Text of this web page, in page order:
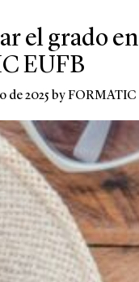
el grado en
EUFB
de 2025 byFORMATIC